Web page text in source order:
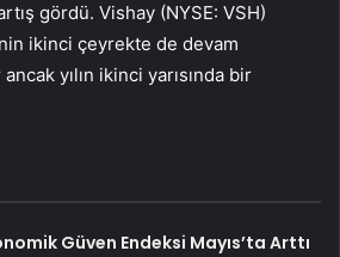
gördü. Vishay (NYSE: VSH)
ikinci çeyrekte de devam
yılın ikinci yarısında bir
Güven Endeksi Mayıs’ta Arttı